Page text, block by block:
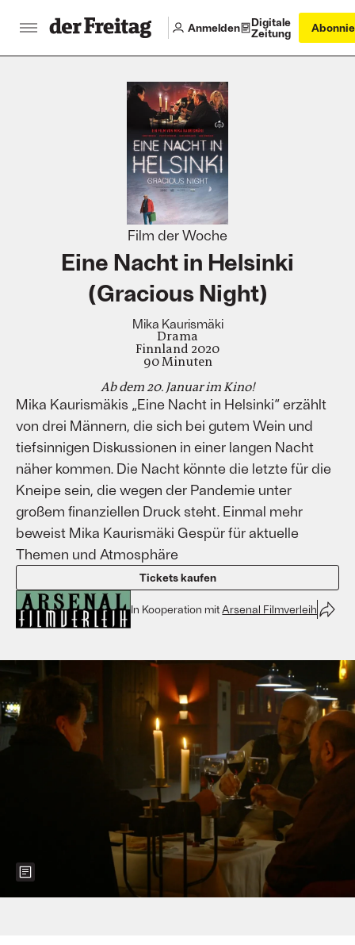
Anmelden
Digitale
Zeitung
Film der Woche
Eine Nacht in Helsinki
(Gracious Night)
Mika Kaurismäki
Drama
Finnland 2020
90 Minuten
Ab dem 20. Januar im Kino!
Mika Kaurismäkis „Eine Nacht in Helsinki“ erzählt
von drei Männern, die sich bei gutem Wein und
tiefsinnigen Diskussionen in einer langen Nacht
näher kommen. Die Nacht könnte die letzte für die
Kneipe sein, die wegen der Pandemie unter
großem finanziellen Druck steht. Einmal mehr
beweist Mika Kaurismäki Gespür für aktuelle
Themen und Atmosphäre
Tickets kaufen
In Kooperation mitArsenal Filmverleih
Show more information about the image